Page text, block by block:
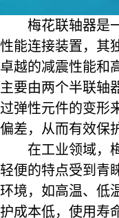
梅花联轴器是
性能连接装置，其
卓越的减震性能和
主要由两个半联轴
过弹性元件的变形
偏差，从而有效保
在工业领域，
轻便的特点受到青
环境，如高温、低
护成本低，使用寿